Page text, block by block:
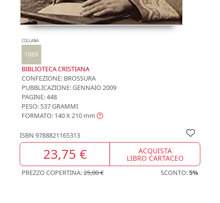
COLLANA
1069
BIBLIOTECA CRISTIANA
CONFEZIONE: BROSSURA
PUBBLICAZIONE:GENNAIO 2009
PAGINE: 448
PESO: 537 GRAMMI
FORMATO: 140 X 210 mm
ISBN 9788821165313
23,75 € ACQUISTA
LIBRO CARTACEO
PREZZO COPERTINA:25,00 € SCONTO:5%